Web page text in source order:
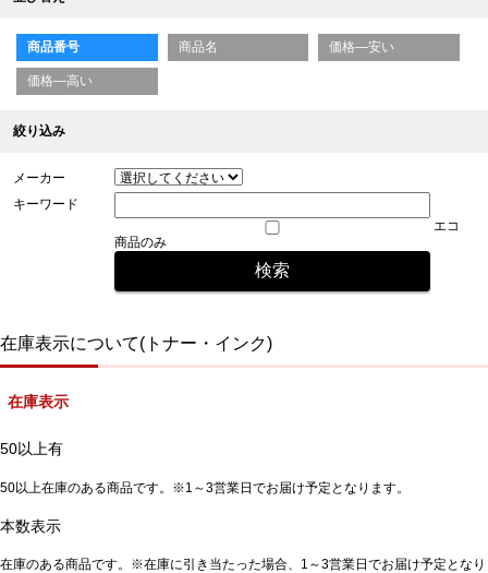
商品番号 商品名 価格—安い
価格—高い
絞り込み
メーカー
キーワード
エコ
商品のみ
在庫表示について(トナー・インク)
在庫表示
50以上有
50以上在庫のある商品です。※1～3営業日でお届け予定となります。
本数表示
在庫のある商品です。※在庫に引き当たった場合、1～3営業日でお届け予定となり